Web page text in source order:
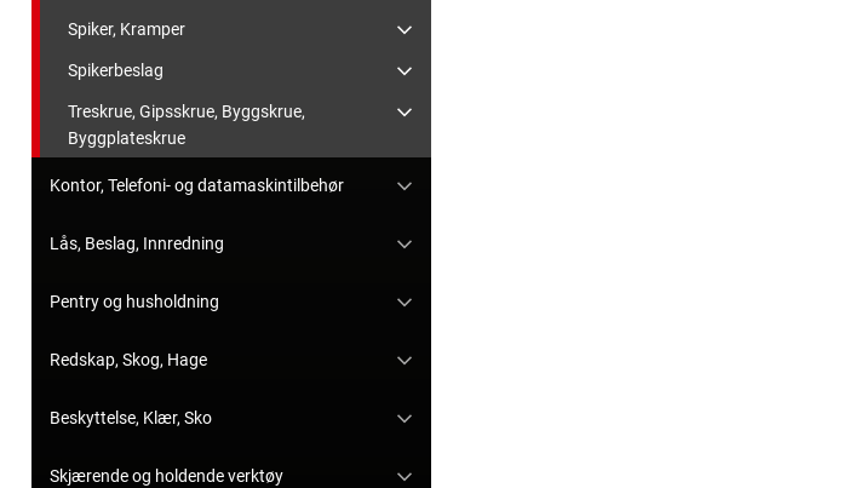
Spiker, Kramper
Spikerbeslag
Treskrue, Gipsskrue, Byggskrue,
Byggplateskrue
Kontor, Telefoni- og datamaskintilbehør
Lås, Beslag, Innredning
Pentry og husholdning
Redskap, Skog, Hage
Beskyttelse, Klær, Sko
Skjærende og holdende verktøy